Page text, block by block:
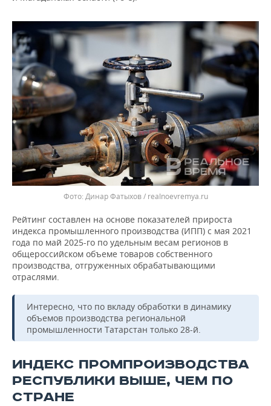
Динар Фатыхов / realnoevremya.ru
Рейтинг составлен на основе показателей прироста
индекса промышленного производства (ИПП) с мая 2021
года по май 2025-го по удельным весам регионов в
общероссийском объеме товаров собственного
производства, отгруженных обрабатывающими
отраслями.
Интересно, что по вкладу обработки в динамику
объемов производства региональной
промышленности Татарстан только 28-й.
ИНДЕКС ПРОМПРОИЗВОДСТВА
РЕСПУБЛИКИ ВЫШЕ, ЧЕМ ПО
СТРАНЕ